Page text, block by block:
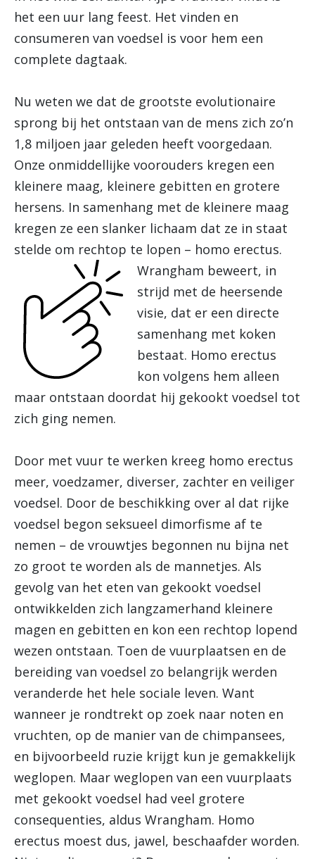
het een uur lang feest. Het vinden en
consumeren van voedsel is voor hem een
complete dagtaak.
Nu weten we dat de grootste evolutionaire
sprong bij het ontstaan van de mens zich zo’n
1,8 miljoen jaar geleden heeft voorgedaan.
Onze onmiddellijke voorouders kregen een
kleinere maag, kleinere gebitten en grotere
hersens. In samenhang met de kleinere maag
kregen ze een slanker lichaam dat ze in staat
stelde om rechtop te lopen – homo erectus.
Wrangham beweert, in
strijd met de heersende
visie, dat er een directe
samenhang met koken
bestaat. Homo erectus
kon volgens hem alleen
maar ontstaan doordat hij gekookt voedsel tot
zich ging nemen.
Door met vuur te werken kreeg homo erectus
meer, voedzamer, diverser, zachter en veiliger
voedsel. Door de beschikking over al dat rijke
voedsel begon seksueel dimorfisme af te
nemen – de vrouwtjes begonnen nu bijna net
zo groot te worden als de mannetjes. Als
gevolg van het eten van gekookt voedsel
ontwikkelden zich langzamerhand kleinere
magen en gebitten en kon een rechtop lopend
wezen ontstaan. Toen de vuurplaatsen en de
bereiding van voedsel zo belangrijk werden
veranderde het hele sociale leven. Want
wanneer je rondtrekt op zoek naar noten en
vruchten, op de manier van de chimpansees,
en bijvoorbeeld ruzie krijgt kun je gemakkelijk
weglopen. Maar weglopen van een vuurplaats
met gekookt voedsel had veel grotere
consequenties, aldus Wrangham. Homo
erectus moest dus, jawel, beschaafder worden.